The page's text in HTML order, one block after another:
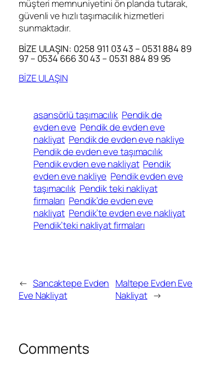
müşteri memnuniyetini ön planda tutarak,
güvenli ve hızlı taşımacılık hizmetleri
sunmaktadır.
BİZE ULAŞIN: 0258 911 03 43 – 0531 884 89
97 – 0534 666 30 43 – 0531 884 89 95
BİZE ULAŞIN
asansörlü taşımacılık Pendik de
evden eve Pendik de evden eve
nakliyat Pendik de evden eve nakliye
Pendik de evden eve taşımacılık
Pendik evden eve nakliyat Pendik
evden eve nakliye Pendik evden eve
taşımacılık Pendik teki nakliyat
firmaları Pendik’de evden eve
nakliyat Pendik’te evden eve nakliyat
Pendik’teki nakliyat firmaları
← Sancaktepe Evden
Eve Nakliyat
Maltepe Evden Eve
Nakliyat →
Comments